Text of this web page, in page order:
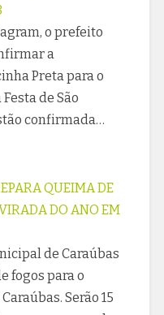
o prefeito
a
Preta para o
de São
confirmada…
QUEIMA DE
DO ANO EM
de Caraúbas
fogos para o
Serão 15